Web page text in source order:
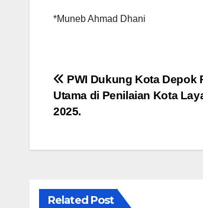
*Muneb Ahmad Dhani
Navigasi
pos
PWI Dukung Kota Depok
Utama di Penilaian Kota
2025.
Related Post